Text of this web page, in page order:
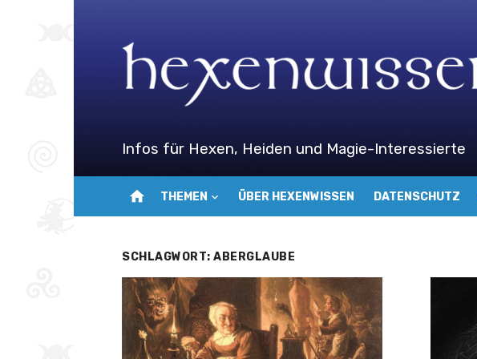
Infos für Hexen, Heiden und Magie-Interessierte
home THEMEN ÜBER HEXENWISSEN DATENSCHUTZ
SCHLAGWORT: ABERGLAUBE